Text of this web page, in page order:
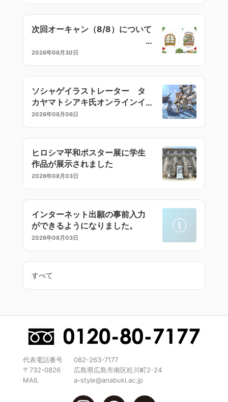
次回オーキャン（8/8）について
2026年06月30日
ソシャゲイラストレーター タ
カヤマトシアキ氏オンラインイ
ラストセミナー
2026年08月06日
ヒロシマ平和ポスター展に学生
作品が展示されました
2026年08月03日
インターネット出願の事前入力
ができるようになりました。
2026年08月03日
すべて
代表電話番号
082-263-7177
〒732-0826
広島県広島市南区松川町2-24
MAIL
a-style@anabuki.ac.jp